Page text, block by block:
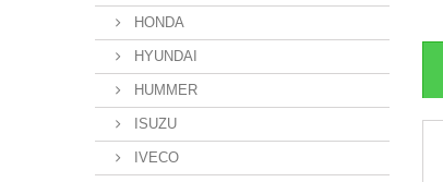
HONDA
HYUNDAI
HUMMER
ISUZU
IVECO